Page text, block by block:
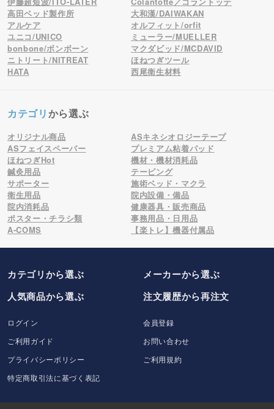
高田ベッド製作所
大和漢/DAIWAKAN
アルケア
オルフィット/orfit
ユニコ/UNICO
ミューラー/MUELLER
bonbone/ボンボーン
マクダビッド/MCDAVID
ニトリート/NITREAT
ほねつぎツール
HATA
西尾衛生材料
カテゴリから選ぶ
オリジナル商品
ASキネシオロジーテープ
ASフェイスペーパー
プレミアム粘着パッド
ほねつぎHot
機材・機材消耗品
鍼灸用品
テーピング
サポーター
施術ベッド・マクラ
衛生用品
院内設備・備品
院内消耗品
健康器具・販売商品
ポスター・チラシ類
事務用品・日用品
A-COMS
【楽トレ】機器付属品
カテゴリから選ぶ メーカーから選ぶ
人気商品から選ぶ
注文履歴から再注文
ログイン
会員登録
ご利用ガイド
お問い合わせ
プライバシーポリシー
ご利用規約
特定商取引法に基づく表記